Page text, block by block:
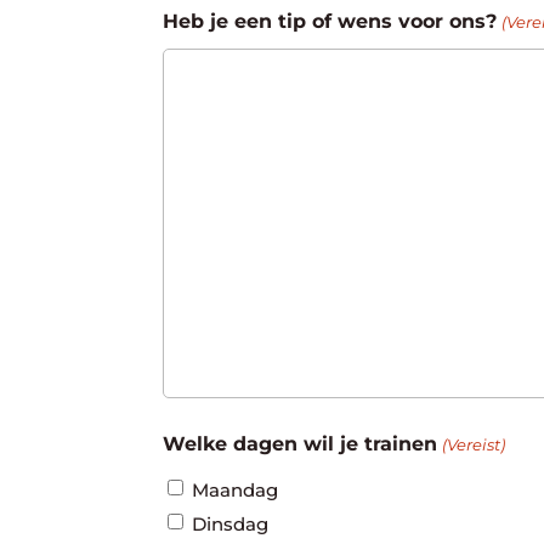
Heb je een tip of wens voor ons?
Welke dagen wil je trainen (Vereist)
Maandag
Dinsdag